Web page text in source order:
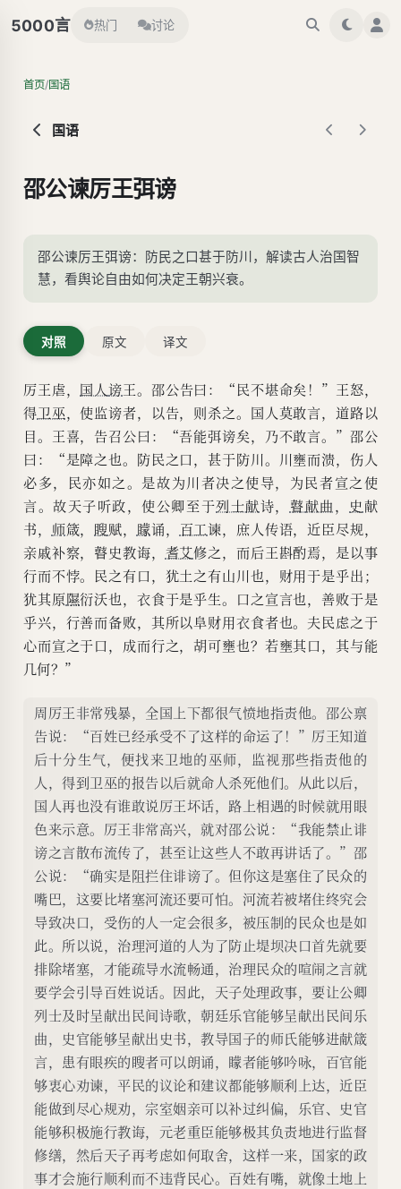
5000言 热门 讨论
首页/国语
国语
邵公谏厉王弭谤
邵公谏厉王弭谤：防民之口甚于防川，解读古人治国智
慧，看舆论自由如何决定王朝兴衰。
对照 原文 译文
厉王虐， 国人谤王。邵公告曰：“民不堪命矣！”王怒，
得卫巫，使监谤者，以告，则杀之。国人莫敢言，道路以
目。王喜，告召公曰：“吾能弭谤矣，乃不敢言。”邵公
曰：“是障之也。防民之口，甚于防川。川壅而溃，伤人
必多，民亦如之。是故为川者决之使导，为民者宣之使
言。故天子听政，使公卿至于列士献诗， 瞽献曲， 史献
书， 师箴， 瞍赋， 矇诵， 百工谏，庶人传语，近臣尽规，
亲戚补察，瞽史教诲， 耆艾修之，而后王斟酌焉，是以事
行而不悖。民之有口，犹土之有山川也，财用于是乎出；
犹其原隰衍沃也，衣食于是乎生。口之宣言也，善败于是
乎兴，行善而备败，其所以阜财用衣食者也。夫民虑之于
心而宣之于口，成而行之，胡可壅也？若壅其口，其与能
几何？”
周厉王非常残暴，全国上下都很气愤地指责他。邵公禀
告说：“百姓已经承受不了这样的命运了！”厉王知道
后十分生气，便找来卫地的巫师，监视那些指责他的
人，得到卫巫的报告以后就命人杀死他们。从此以后，
国人再也没有谁敢说厉王坏话，路上相遇的时候就用眼
色来示意。厉王非常高兴，就对邵公说：“我能禁止诽
谤之言散布流传了，甚至让这些人不敢再讲话了。”邵
公说：“确实是阻拦住诽谤了。但你这是塞住了民众的
嘴巴，这要比堵塞河流还要可怕。河流若被堵住终究会
导致决口，受伤的人一定会很多，被压制的民众也是如
此。所以说，治理河道的人为了防止堤坝决口首先就要
排除堵塞，才能疏导水流畅通，治理民众的喧闹之言就
要学会引导百姓说话。因此，天子处理政事，要让公卿
列士及时呈献出民间诗歌，朝廷乐官能够呈献出民间乐
曲，史官能够呈献出史书，教导国子的师氏能够进献箴
言，患有眼疾的瞍者可以朗诵，矇者能够吟咏，百官能
够衷心劝谏，平民的议论和建议都能够顺利上达，近臣
能做到尽心规劝，宗室姻亲可以补过纠偏，乐官、史官
能够积极施行教诲，元老重臣能够极其负责地进行监督
修缮，然后天子再考虑如何取舍，这样一来，国家的政
事才会施行顺利而不违背民心。百姓有嘴，就像土地上